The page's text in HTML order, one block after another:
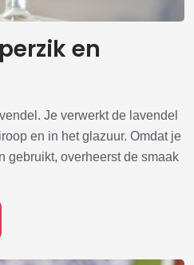
en
Je verwerkt de lavendel
en in het glazuur. Omdat je
gebruikt, overheerst de smaak